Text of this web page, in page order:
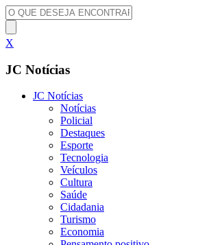
X
JC Notícias
JC Notícias
Notícias
Policial
Destaques
Esporte
Tecnologia
Veículos
Cultura
Saúde
Cidadania
Turismo
Economia